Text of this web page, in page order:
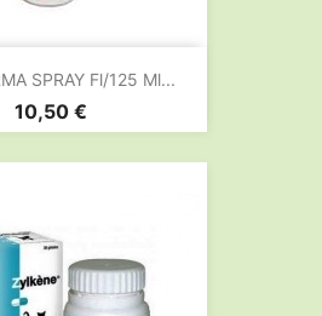
SPRAY Fl/125 Ml...
Prix
10,50 €